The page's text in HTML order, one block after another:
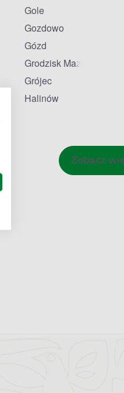
Gole
Gozdowo
Gózd
Grodzisk Mazowiecki
Grójec
Halinów
Zobacz